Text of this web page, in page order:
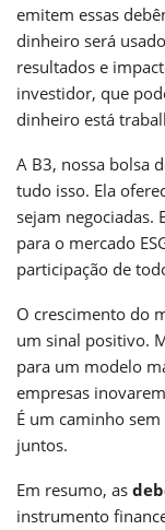
emitem essas
dinheiro será
resultados e
investidor, que
dinheiro está
A B3, nossa bolsa
tudo isso. Ela
sejam negociadas.
para o mercado
participação de
O crescimento do
um sinal positivo.
para um modelo
empresas
É um caminho
juntos.
Em resumo, as
instrumento